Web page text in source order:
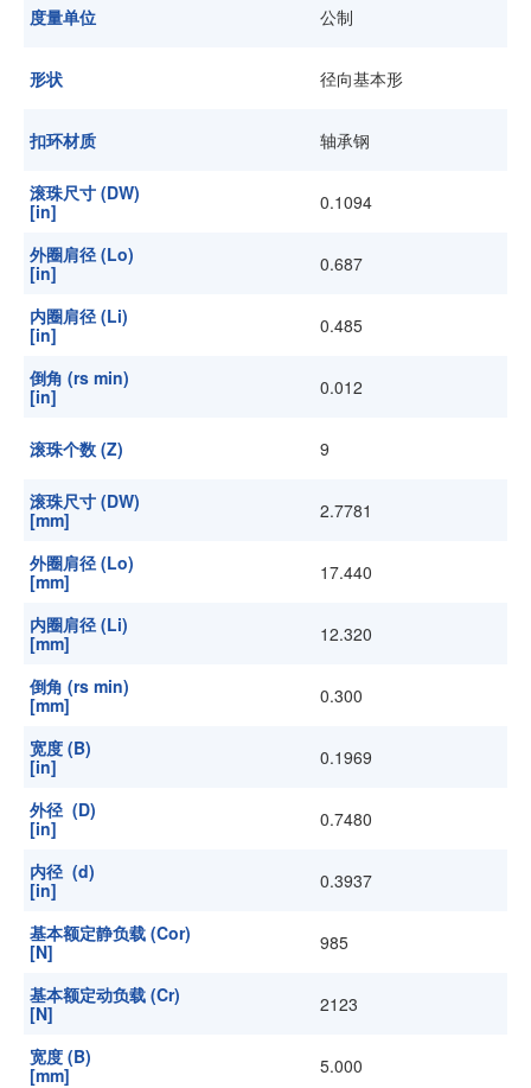
度量单位 公制
形状 径向基本形
扣环材质 轴承钢
滚珠尺寸 (DW)
[in]
0.1094
外圈肩径 (Lo)
[in]
0.687
内圈肩径 (Li)
[in]
0.485
倒角 (rs min)
[in]
0.012
滚珠个数 (Z) 9
滚珠尺寸 (DW)
[mm]
2.7781
外圈肩径 (Lo)
[mm]
17.440
内圈肩径 (Li)
[mm]
12.320
倒角 (rs min)
[mm]
0.300
宽度 (B)
[in]
0.1969
外径 (D)
[in]
0.7480
内径 (d)
[in]
0.3937
基本额定静负载 (Cor)
[N]
985
基本额定动负载 (Cr)
[N]
2123
宽度 (B)
[mm]
5.000